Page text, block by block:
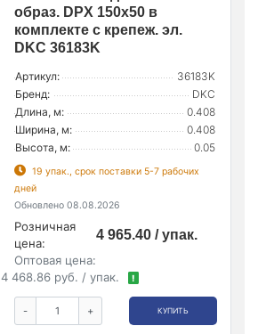
образ. DPX 150х50 в
комплекте с крепеж. эл.
DKC 36183K
Артикул:
36183K
Бренд:
DKC
Длина, м:
0.408
Ширина, м:
0.408
Высота, м:
0.05
19 упак., срок поставки 5-7 рабочих
дней
Обновлено 08.08.2026
Розничная
цена:
4 965.40 / упак.
Оптовая цена:
4 468.86 руб. / упак.
!
- + КУПИТЬ